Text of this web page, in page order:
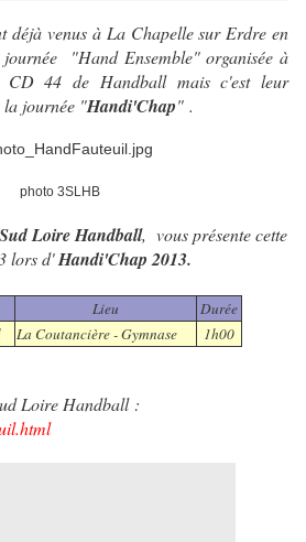
venus à La Chapelle sur Erdre en
"Hand Ensemble" organisée à
44 de Handball mais c'est leur
journée "Handi'Chap" .
photo 3SLHB
Loire Handball, vous présente cette
lors d'Handi'Chap 2013.
Lieu
Durée
La Coutancière - Gymnase 1h00
Loire Handball :